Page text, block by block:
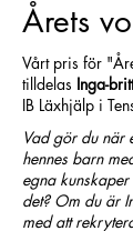
Årets
Vårt pris för
tilldelas Inga-
IB Läxhjälp i
Vad gör du när
hennes barn
egna
det? Om du är
med att